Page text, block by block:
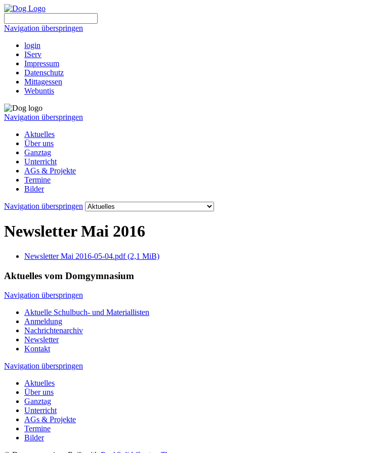
Navigation überspringen
login
IServ
Impressum
Datenschutz
Mittagessen
Webuntis
Navigation überspringen
Aktuelles
Über uns
Ganztag
Unterricht
AGs & Projekte
Termine
Bilder
Navigation überspringen
Newsletter Mai 2016
Newsletter Mai 2016-05-04.pdf(2,1 MiB)
Aktuelles vom Domgymnasium
Navigation überspringen
Aktuelle Schulbuch- und Materiallisten
Anmeldung
Nachrichtenarchiv
Newsletter
Kontakt
Navigation überspringen
Aktuelles
Über uns
Ganztag
Unterricht
AGs & Projekte
Termine
Bilder